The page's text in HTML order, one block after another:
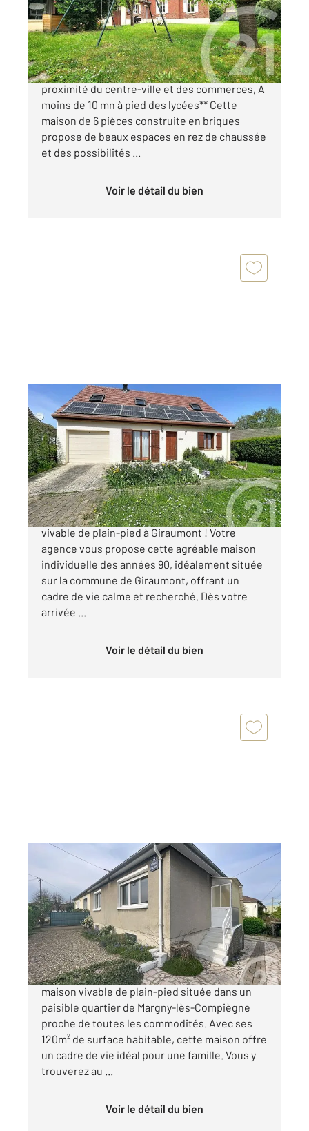
Maison à vendre
460 000 €
**Compiègne (60200) Très bien situé, à
proximité du centre-ville et des commerces, A
moins de 10 mn à pied des lycées** Cette
maison de 6 pièces construite en briques
propose de beaux espaces en rez de chaussée
et des possibilités ...
Voir le détail du bien
GIRAUMONT 60
104 m2, 5 pièces
Ref : 17902
Maison à vendre
249 000 €
À découvrir sans tarder Maison individuelle
vivable de plain-pied à Giraumont ! Votre
agence vous propose cette agréable maison
individuelle des années 90, idéalement située
sur la commune de Giraumont, offrant un
cadre de vie calme et recherché. Dès votre
arrivée ...
Voir le détail du bien
MARGNY LES COMPIEGNE 60
, 5 pièces
Ref : 17846
Maison à vendre
172 000 €
MARGNY-LES-COMPIEGNE Découvrez cette
maison vivable de plain-pied située dans un
paisible quartier de Margny-lès-Compiègne
proche de toutes les commodités. Avec ses
120m² de surface habitable, cette maison offre
un cadre de vie idéal pour une famille. Vous y
trouverez au ...
Voir le détail du bien